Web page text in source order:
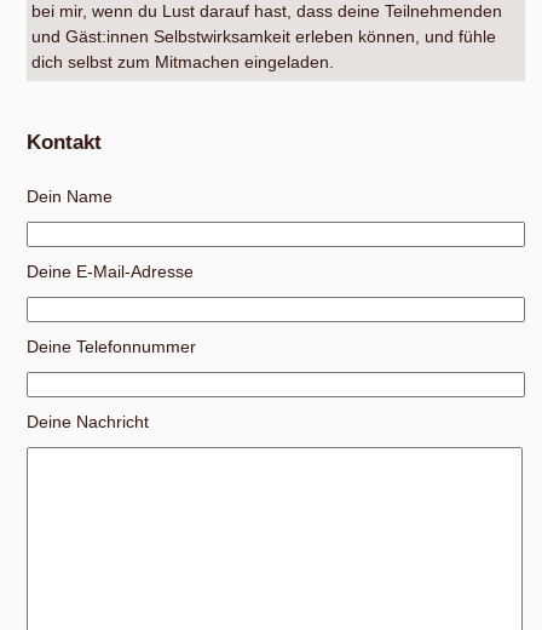
bei mir, wenn du Lust darauf hast, dass deine Teilnehmenden
und Gäst:innen Selbstwirksamkeit erleben können, und fühle
dich selbst zum Mitmachen eingeladen.
Kontakt
Dein Name
Deine E-Mail-Adresse
Deine Telefonnummer
Deine Nachricht